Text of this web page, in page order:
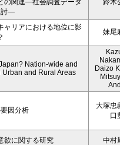
の関連―社会調査データ
討―
鈴木
ャリアにおける地位に影
妹尾
Nation-wide and
and Rural Areas
Daizo
因分析
大塚忠
口
欲に関する研究 中村